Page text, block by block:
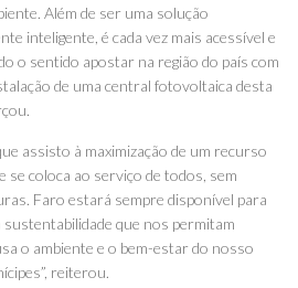
Além de ser uma solução
inteligente, é cada vez mais acessível e
o sentido apostar na região do país com
de uma central fotovoltaica desta
assisto à maximização de um recurso
se coloca ao serviço de todos, sem
Faro estará sempre disponível para
que nos permitam
o ambiente e o bem-estar do nosso
reiterou.